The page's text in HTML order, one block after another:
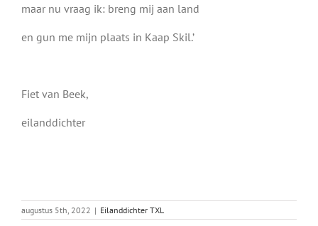
maar nu vraag ik: breng mij aan land
en gun me mijn plaats in Kaap Skil.’
Fiet van Beek,
eilanddichter
augustus 5th, 2022 | Eilanddichter TXL